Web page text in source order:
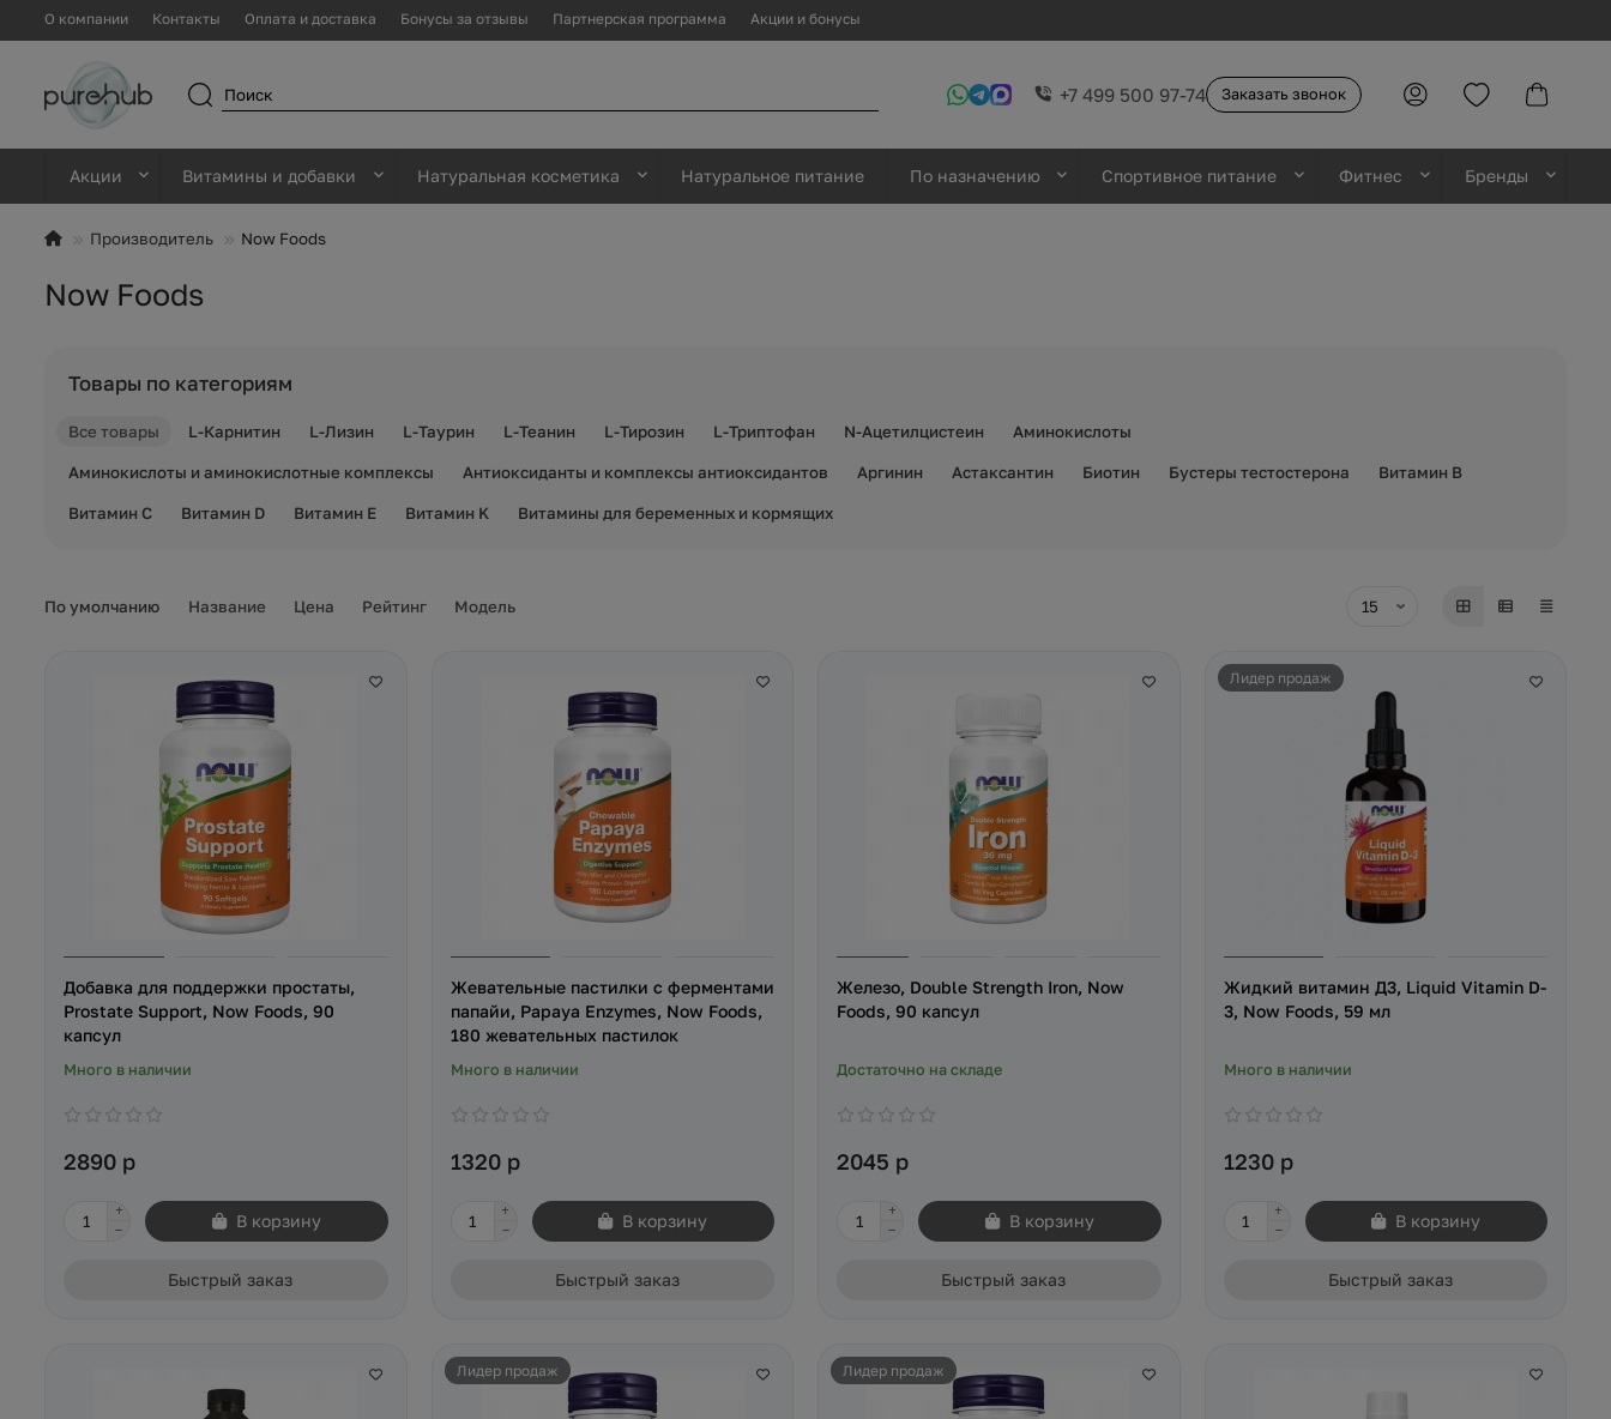
О компании Контакты Оплата и доставка Бонусы за отзывы Партнерская программа Акции и бонусы
+7 499 500 97-74 Заказать звонок
Акции Витамины и добавки Натуральная косметика Натуральное питание По назначению Спортивное питание Фитнес Бренды
Производитель Now Foods
Now Foods
Товары по категориям
Все товары L-Карнитин L-Лизин L-Таурин L-Теанин L-Тирозин L-Триптофан N-Ацетилцистеин Аминокислоты
Аминокислоты и аминокислотные комплексы Антиоксиданты и комплексы антиоксидантов Аргинин Астаксантин Биотин Бустеры тестостерона Витамин B
Витамин C Витамин D Витамин E Витамин K Витамины для беременных и кормящих
По умолчанию Название Цена Рейтинг Модель
Добавка для поддержки простаты,
Prostate Support, Now Foods, 90
капсул
Много в наличии
2890 р
В корзину
Быстрый заказ
Жевательные пастилки с ферментами
папайи, Papaya Enzymes, Now Foods,
180 жевательных пастилок
Много в наличии
1320 р
В корзину
Быстрый заказ
Железо, Double Strength Iron, Now
Foods, 90 капсул
Достаточно на складе
2045 р
В корзину
Быстрый заказ
Лидер продаж
Жидкий витамин Д3, Liquid Vitamin D-
3, Now Foods, 59 мл
Много в наличии
1230 р
В корзину
Быстрый заказ
Лидер продаж Лидер продаж